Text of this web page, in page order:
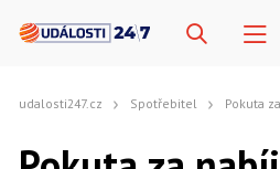
udalosti247.cz Spotřebitel Pokuta za